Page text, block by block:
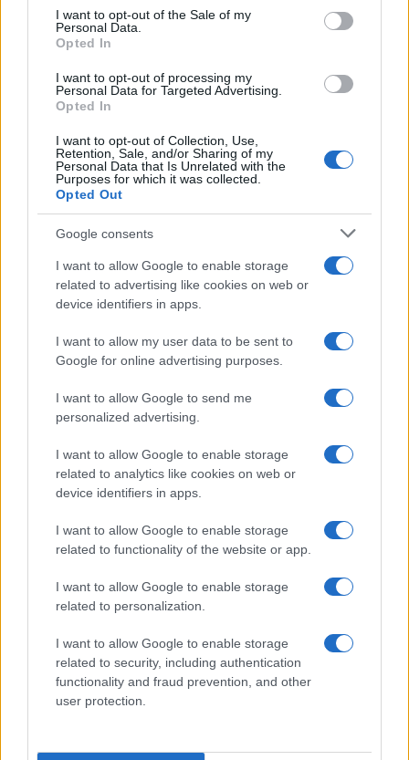
consent section.
I want to opt-out of the Sale of my
Personal Data.
Opted In
I want to opt-out of processing my
Personal Data for Targeted Advertising.
Opted In
I want to opt-out of Collection, Use,
Retention, Sale, and/or Sharing of my
Personal Data that Is Unrelated with the
Purposes for which it was collected.
Opted Out
Google consents
I want to allow Google to enable storage
related to advertising like cookies on web or
device identifiers in apps.
I want to allow my user data to be sent to
Google for online advertising purposes.
I want to allow Google to send me
personalized advertising.
I want to allow Google to enable storage
related to analytics like cookies on web or
device identifiers in apps.
I want to allow Google to enable storage
related to functionality of the website or app.
I want to allow Google to enable storage
related to personalization.
I want to allow Google to enable storage
related to security, including authentication
functionality and fraud prevention, and other
user protection.
skladno z njihovimi razvojnimi obdobji in možnostmi
nastopanja.
Vir: MOSG
Opozorilo:Po 297. členu Kazenskega zakonika je
sovraštva, nasilja ali nestrpnosti. Komentarji z žaljivimi,
rasističnimi, diskriminatornimi ali nezakonitimi vsebinami bodo
odstranjeni. Pravila komentiranja →
Failed to fetch
Kategorije: Novice Šport
Ključne besede: Slovenj Gradec
mestni svet
nagrajevanje
redna seja
športniki
Več iz kraja Slovenj Gradec